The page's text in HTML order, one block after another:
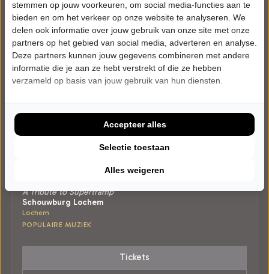
VRIJDAG 5 MAART 2027 • 20:00 UUR
A Tribute to Supertramp
Schouwburg Lochem
Lochem
POPULAIRE MUZIEK
Tickets
stemmen op jouw voorkeuren, om social media-functies aan te
bieden en om het verkeer op onze website te analyseren. We
delen ook informatie over jouw gebruik van onze site met onze
partners op het gebied van social media, adverteren en analyse.
Deze partners kunnen jouw gegevens combineren met andere
informatie die je aan ze hebt verstrekt of die ze hebben
verzameld op basis van jouw gebruik van hun diensten.
Alles weigeren
Selectie toestaan
Accepteer alles